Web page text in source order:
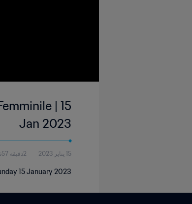
| 15
Jan 2023
15 يناير 2023 2دقيقة 57ثانية
15 January 2023.